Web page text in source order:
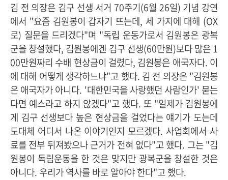
김 전 의장은 김구 선생 서거 70주기(6월 26일) 기념 강연
에서 "요즘 김원봉이 갑자기 뜨는데, 세 가지에 대해 (OX
로) 질문을 드리겠다"며 "독립 운동가로서 김원봉은 광복
군을 창설했다, 김원봉에겐 김구 선생(60만원)보다 많은 1
00만원짜리 수배 현상금이 걸렸다, 김원봉은 애국자다. 이
에 대해 어떻게 생각하느냐"고 했다. 김 전 의장은 "김원봉
은 애국자가 아니다. '대한민국을 사랑했던 사람인가' 묻는
다면 예스라고 하지 않겠다"고 했다. 또 "일제가 김원봉에
게 김구 선생보다 높은 현상금을 걸었다는 얘기가 도는데
도대체 어디서 나온 이야기인지 모르겠다. 사업회에서 사
료를 전부 뒤져봤으나 근거가 전혀 없다"고 했다. 그는 "김
원봉이 독립운동을 한 것은 맞지만 광복군을 창설한 것은
아니다. 우리가 역사를 바로 알아야 한다"고 했다.